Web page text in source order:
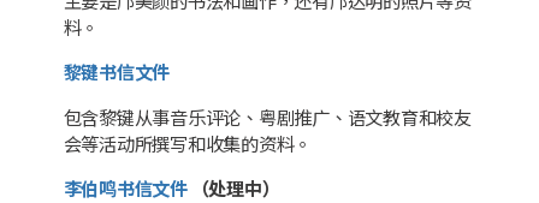
料。
黎键书信文件
包含黎键从事音乐评论、粤剧推广、语文教育和校友
会等活动所撰写和收集的资料。
李伯鸣书信文件（处理中）